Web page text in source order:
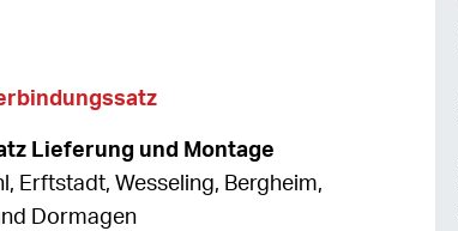
Lieferung und Montage
Erftstadt, Wesseling, Bergheim,
Dormagen